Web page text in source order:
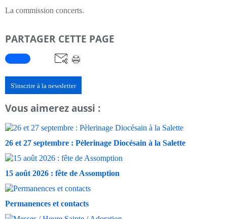
La commission concerts.
PARTAGER CETTE PAGE
S'inscrire à la newsletter
Vous aimerez aussi :
26 et 27 septembre : Pèlerinage Diocésain à la Salette
15 août 2026 : fête de Assomption
Permanences et contacts